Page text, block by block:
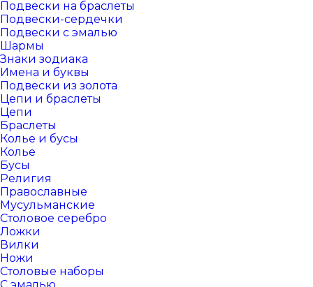
Подвески на браслеты
Подвески-сердечки
Подвески с эмалью
Шармы
Знаки зодиака
Имена и буквы
Подвески из золота
Цепи и браслеты
Цепи
Браслеты
Колье и бусы
Колье
Бусы
Религия
Православные
Мусульманские
Столовое серебро
Ложки
Вилки
Ножи
Столовые наборы